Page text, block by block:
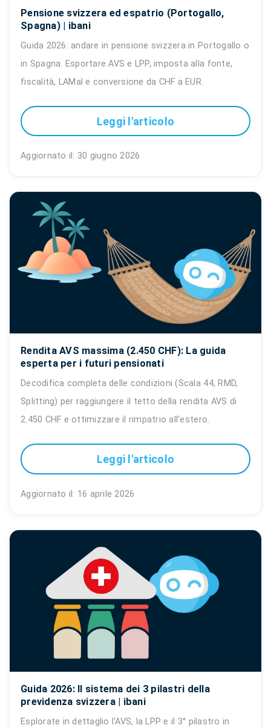
Pensione svizzera ed espatrio (Portogallo,
Spagna) | ibani
Guida 2026: andare in pensione svizzera in Portogallo o
in Spagna. Esportare AVS e LPP, imposta alla fonte,
fiscalità, LAMal e conversione da CHF a EUR.
Leggi l'articolo
Aggiornato il: 30 giugno 2026
Rendita AVS massima (2.450 CHF): La guida
esperta per i futuri pensionati
Decodifica completa delle condizioni (Scala 44, RMD,
Splitting) per raggiungere il tetto della rendita AVS di
2.450 CHF e ottimizzare il rimpatrio all'estero.
Leggi l'articolo
Aggiornato il: 16 aprile 2026
Guida 2026: Il sistema dei 3 pilastri della
previdenza svizzera | ibani
Esplorate in dettaglio l'AVS, la LPP e il 3° pilastro in